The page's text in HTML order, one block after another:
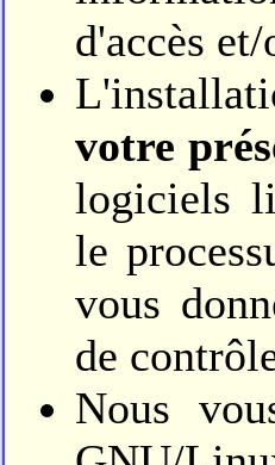
d'accès
votre
logiciels
le
vous
de
Nous